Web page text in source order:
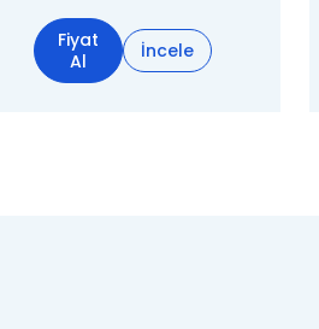
Fiyat
Al
İncele